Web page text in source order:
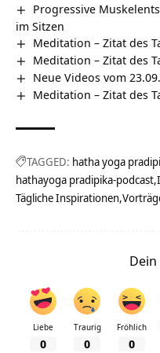
Progressive
im Sitzen
Meditation – Zitat des
Meditation – Zitat des
Neue Videos vom
Meditation – Zitat des
TAGGED: hatha yoga
hathayoga pradipika-podcast
Tägliche Inspirationen
Dein
Liebe
0
Traurig
0
Fröhlich
0